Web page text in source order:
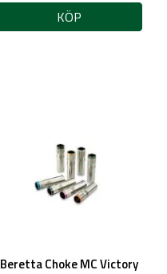
KÖP
Beretta Choke MC Victory